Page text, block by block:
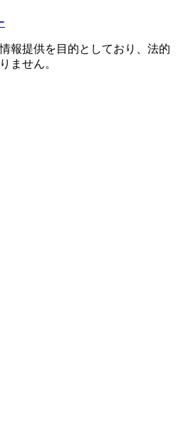
報提供を目的としており、法的
ません。